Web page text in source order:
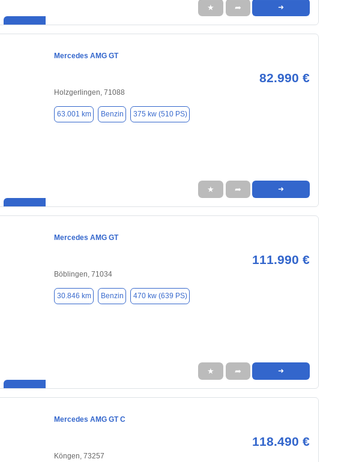
★ ➦ ➜
Mercedes AMG GT
82.990 €
Holzgerlingen, 71088
63.001 km Benzin 375 kw (510 PS)
★ ➦ ➜
Mercedes AMG GT
111.990 €
Böblingen, 71034
30.846 km Benzin 470 kw (639 PS)
★ ➦ ➜
Mercedes AMG GT C
118.490 €
Köngen, 73257